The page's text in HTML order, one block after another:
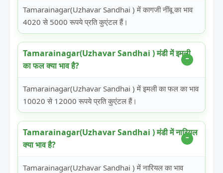
Tamarainagar(Uzhavar Sandhai ) में कागजी नींबू का भाव
4020 से 5000 रूपये प्रति कुएंटल हैं।
Tamarainagar(Uzhavar Sandhai ) मंडी में इमली
का फल क्या भाव है?
Tamarainagar(Uzhavar Sandhai ) में इमली का फल का भाव
10020 से 12000 रूपये प्रति कुएंटल हैं।
Tamarainagar(Uzhavar Sandhai ) मंडी में नारियल
क्या भाव है?
Tamarainagar(Uzhavar Sandhai ) में नारियल का भाव